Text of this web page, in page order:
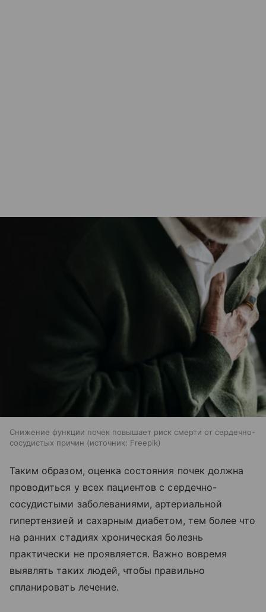
Снижение функции почек повышает риск смерти от сердечно-
сосудистых причин
источник: Freepik
Таким образом, оценка состояния почек должна
проводиться у всех пациентов с сердечно-
сосудистыми заболеваниями, артериальной
гипертензией и сахарным диабетом, тем более что
на ранних стадиях хроническая болезнь
практически не проявляется. Важно вовремя
выявлять таких людей, чтобы правильно
спланировать лечение.